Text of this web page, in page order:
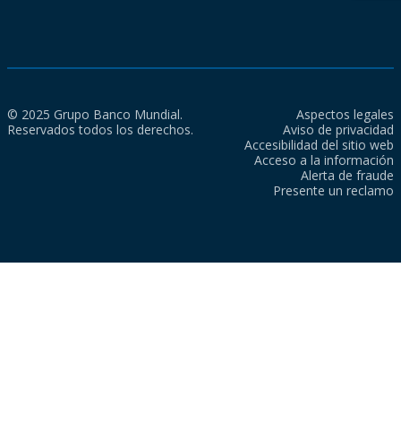
© 2025 Grupo Banco Mundial.
Reservados todos los derechos.
Aspectos legales
Aviso de privacidad
Accesibilidad del sitio web
Acceso a la información
Alerta de fraude
Presente un reclamo